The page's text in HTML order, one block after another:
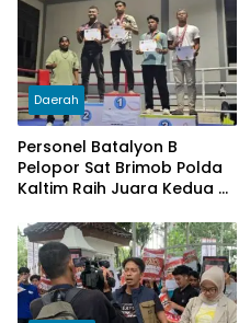
Daerah
Personel Batalyon B
Pelopor Sat Brimob Polda
Kaltim Raih Juara Kedua di
Kickboxing